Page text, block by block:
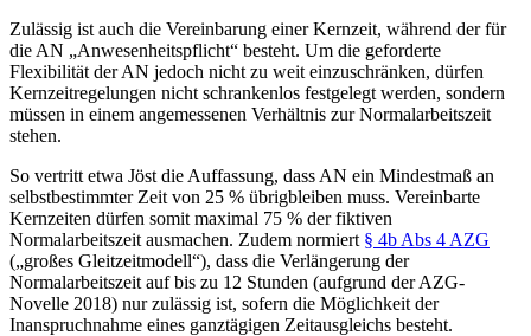
Zulässig ist auch die Vereinbarung einerKernzeit, während der für
die AN „Anwesenheitspflicht“ besteht. Um die geforderte
Flexibilität der AN jedoch nicht zu weit einzuschränken, dürfen
Kernzeitregelungen nicht schrankenlos festgelegt werden, sondern
müssen in einem angemessenen Verhältnis zur Normalarbeitszeit
stehen.
So vertritt etwa Jöst die Auffassung, dass AN ein Mindestmaß an
selbstbestimmter Zeit von 25 % übrigbleiben muss. Vereinbarte
Kernzeiten dürfen somit maximal 75 % der fiktiven
Normalarbeitszeit ausmachen. Zudem normiert § 4b Abs 4 AZG
(„großes Gleitzeitmodell“), dass die Verlängerung der
Normalarbeitszeit auf bis zu 12 Stunden (aufgrund der AZG-
Novelle 2018) nur zulässig ist, sofern die Möglichkeit der
Inanspruchnahme eines ganztägigen Zeitausgleichs besteht.